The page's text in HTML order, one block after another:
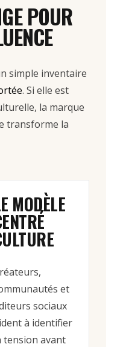
POUR
simple inventaire
. Si elle est
la marque
transforme la
MODÈLE
et
sociaux
à identifier
tension avant